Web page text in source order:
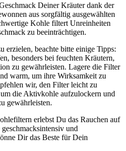
Deiner Kräuter dank der
aus sorgfältig ausgewählten
Kohle filtert Unreinheiten
zu beeinträchtigen.
erzielen, beachte bitte einige Tipps:
besonders bei feuchten Kräutern,
zu gewährleisten. Lagere die Filter
warm, um ihre Wirksamkeit zu
wir, den Filter leicht zu
die Aktivkohle aufzulockern und
gewährleisten.
erlebst Du das Rauchen auf
und
Dir das Beste für Dein